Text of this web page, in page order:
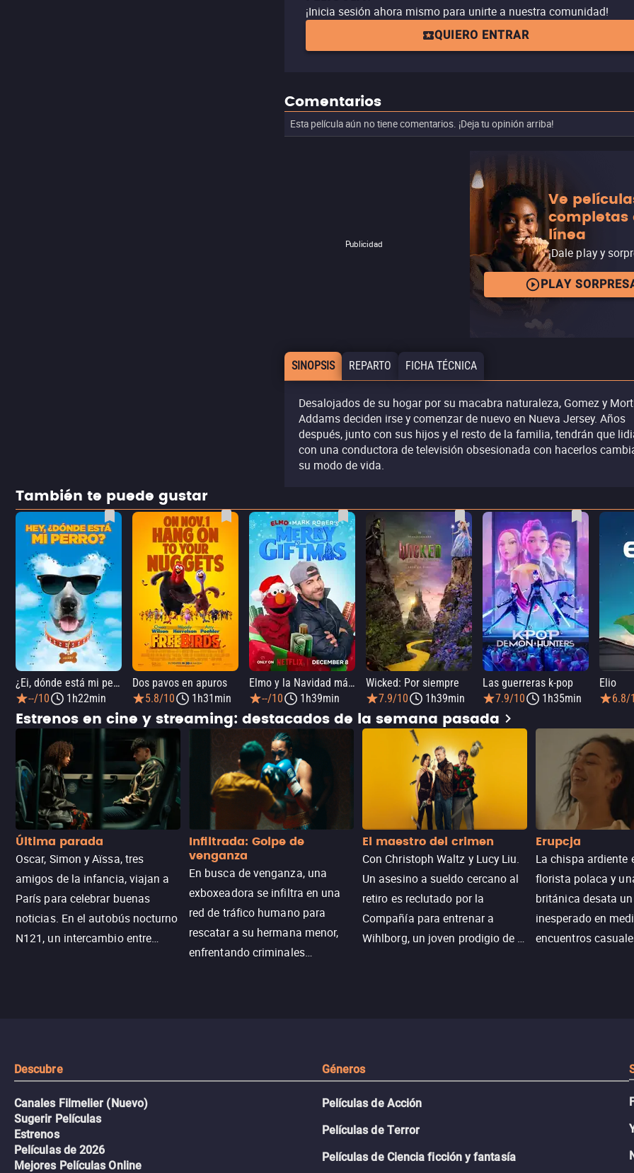
¡Inicia sesión ahora mismo para unirte a nuestra comunidad!
QUIERO ENTRAR
Comentarios
Esta película aún no tiene comentarios. ¡Deja tu opinión arriba!
Publicidad
Ve
completas
línea
¡Dale play y
PLAY
SINOPSIS REPARTO FICHA TÉCNICA
Desalojados de su hogar por su macabra naturaleza, Gomez y
Addams deciden irse y comenzar de nuevo en Nueva Jersey. Años
después, junto con sus hijos y el resto de la familia, tendrán que
con una conductora de televisión obsesionada con hacerlos
su modo de vida.
También te puede gustar
¿Ei, dónde está mi perro?
--/10
1h22min
Dos pavos en apuros
5.8/10
1h31min
Elmo y la Navidad mágica de Mark Rober
--/10
1h39min
Wicked: Por siempre
7.9/10
1h39min
Las guerreras k-pop
7.9/10
1h35min
Elio
6.8/
Estrenos en cine y streaming: destacados de la semana pasada
Última parada
Oscar, Simon y Aïssa, tres
amigos de la infancia, viajan a
París para celebrar buenas
noticias. En el autobús nocturno
N121, un intercambio entre
Infiltrada: Golpe de
venganza
En busca de venganza, una
exboxeadora se infiltra en una
red de tráfico humano para
rescatar a su hermana menor,
enfrentando criminales
El maestro del crimen
Con Christoph Waltz y Lucy Liu.
Un asesino a sueldo cercano al
retiro es reclutado por la
Compañía para entrenar a
Wihlborg, un joven prodigio de la
Erupcja
La chispa ardiente
florista polaca y
británica desata
inesperado en
encuentros
Descubre
Canales Filmelier (Nuevo)
Sugerir Películas
Estrenos
Películas de 2026
Mejores Películas Online
Géneros
Películas de Acción
Películas de Terror
Películas de Ciencia ficción y fantasía